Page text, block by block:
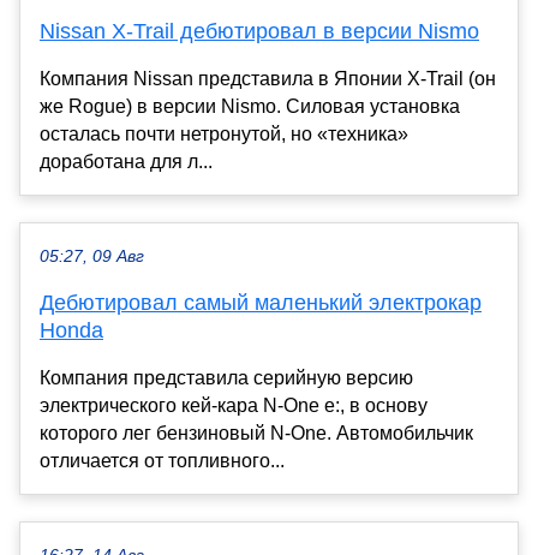
Nissan X-Trail дебютировал в версии Nismo
Компания Nissan представила в Японии X-Trail (он
же Rogue) в версии Nismo. Силовая установка
осталась почти нетронутой, но «техника»
доработана для л...
05:27, 09 Авг
Дебютировал самый маленький электрокар
Honda
Компания представила серийную версию
электрического кей-кара N-One e:, в основу
которого лег бензиновый N-One. Автомобильчик
отличается от топливного...